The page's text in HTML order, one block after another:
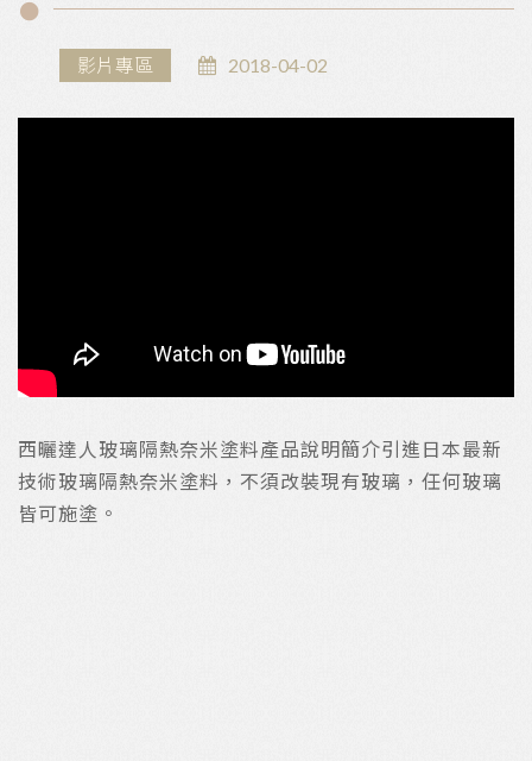
影片專區 2018-04-02
西曬達人玻璃隔熱奈米塗料產品說明簡介引進日本最新
技術玻璃隔熱奈米塗料，不須改裝現有玻璃，任何玻璃
皆可施塗。